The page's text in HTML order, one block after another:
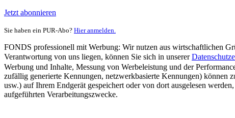
Jetzt abonnieren
Sie haben ein PUR-Abo? Hier anmelden.
FONDS professionell mit Werbung: Wir nutzen aus wirtschaftlichen
Verantwortung von uns liegen, können Sie sich in unserer
Werbung und Inhalte, Messung von Werbeleistung und der
zufällig generierte Kennungen, netzwerkbasierte Kennungen) können
usw.) auf Ihrem Endgerät gespeichert oder von dort ausgelesen
aufgeführten Verarbeitungszwecke.